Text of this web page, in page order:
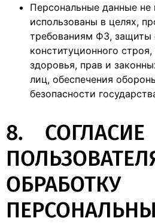
Персональные данные не
использованы в целях,
требованиям ФЗ, защиты
конституционного
здоровья, прав и
лиц, обеспечения
безопасности
8. СОГЛАСИЕ
ОБРАБОТКУ